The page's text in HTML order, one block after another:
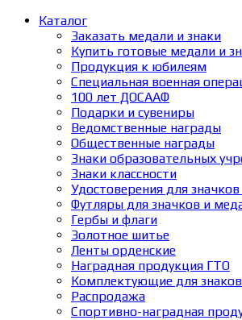
Каталог
Заказать медали и знаки
Купить готовые медали и
Продукция к юбилеям
Специальная военная
100 лет ДОСААФ
Подарки и сувениры
Ведомственные награды
Общественные награды
Знаки образовательных
Знаки классности
Удостоверения для
Футляры для значков и
Гербы и флаги
Золотное шитье
Ленты орденские
Наградная продукция ГТО
Комплектующие для
Распродажа
Спортивно-наградная